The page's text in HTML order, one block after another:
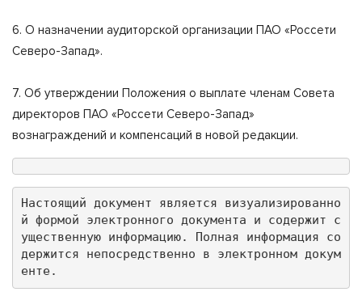
6. О назначении аудиторской организации ПАО «Россети
Северо-Запад».
7. Об утверждении Положения о выплате членам Совета
директоров ПАО «Россети Северо-Запад»
вознаграждений и компенсаций в новой редакции.
Настоящий документ является визуализированно
й формой электронного документа и содержит с
ущественную информацию. Полная информация со
держится непосредственно в электронном докум
енте.